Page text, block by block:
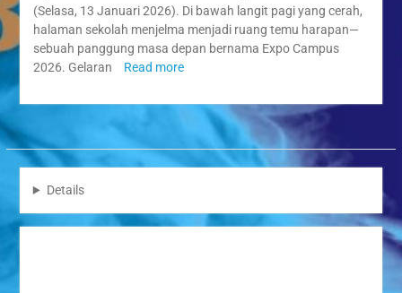
(Selasa, 13 Januari 2026). Di bawah langit pagi yang cerah,
halaman sekolah menjelma menjadi ruang temu harapan—
sebuah panggung masa depan bernama Expo Campus
2026. Gelaran
Read more
Details